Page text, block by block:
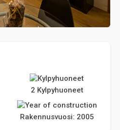
2 Kylpyhuoneet
Rakennusvuosi: 2005